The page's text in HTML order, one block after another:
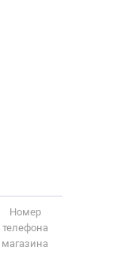
Номер
телефона
магазина